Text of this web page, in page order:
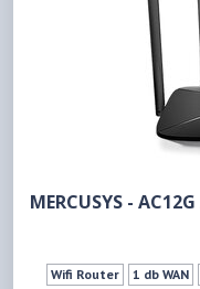
MERCUSYS -
Wifi Router 1 db WAN